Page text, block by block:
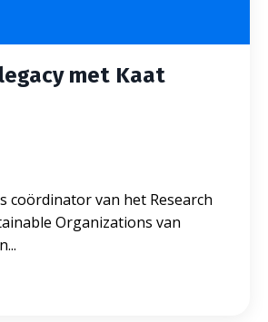
met Kaat
coördinator van het Research
Organizations van